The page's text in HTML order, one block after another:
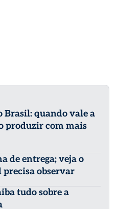
quando vale a
produzir com mais
de entrega; veja o
observar
tudo sobre a